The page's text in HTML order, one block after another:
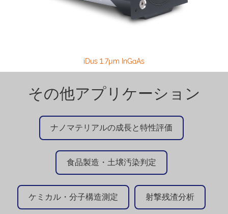
iDus 1.7µm InGaAs
その他アプリケーション
ナノマテリアルの成長と特性評価
食品製造・土壌汚染判定
ケミカル・分子構造測定 射撃残渣分析